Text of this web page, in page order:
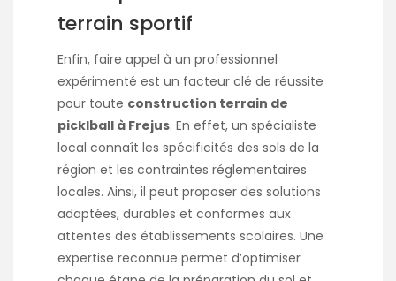
terrain sportif
Enfin, faire appel à un professionnel
expérimenté est un facteur clé de réussite
pour toute construction terrain de
picklball à Frejus. En effet, un spécialiste
local connaît les spécificités des sols de la
région et les contraintes réglementaires
locales. Ainsi, il peut proposer des solutions
adaptées, durables et conformes aux
attentes des établissements scolaires. Une
expertise reconnue permet d’optimiser